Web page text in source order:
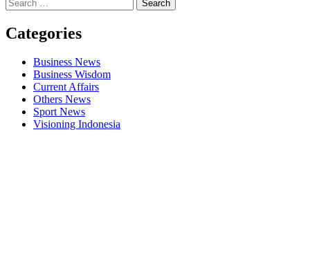
for:
Categories
Business News
Business Wisdom
Current Affairs
Others News
Sport News
Visioning Indonesia